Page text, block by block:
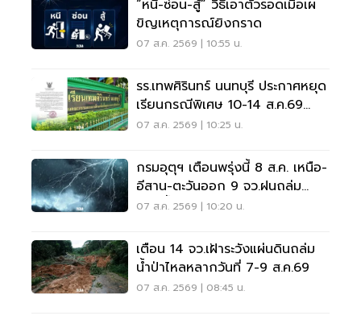
“หนี-ซ่อน-สู้” วิธีเอาตัวรอดเมื่อเผ
ขิญเหตุการณ์ยิงกราด
07 ส.ค. 2569 | 10:55 น.
รร.เทพศิรินทร์ นนทบุรี ประกาศหยุด
เรียนกรณีพิเศษ 10-14 ส.ค.69
หลังเหตุกราดยิง
07 ส.ค. 2569 | 10:25 น.
กรมอุตุฯ เตือนพรุ่งนี้ 8 ส.ค. เหนือ-
อีสาน-ตะวันออก 9 จว.ฝนถล่ม
ระวังน้ำท่วมฉับพลัน
07 ส.ค. 2569 | 10:20 น.
เตือน 14 จว.เฝ้าระวังแผ่นดินถล่ม
น้ำป่าไหลหลากวันที่ 7-9 ส.ค.69
07 ส.ค. 2569 | 08:45 น.